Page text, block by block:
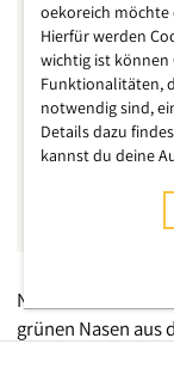
Noch ruht der
grünen Nasen aus
Pflanzen in den
oekoreich
Hierfür werden
wichtig ist können
Funktionalitäten,
notwendig sind,
Details dazu
kannst du deine